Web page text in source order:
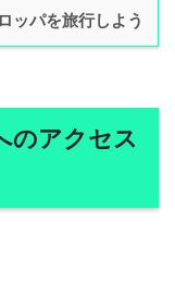
ッパを旅行しよう
のアクセス